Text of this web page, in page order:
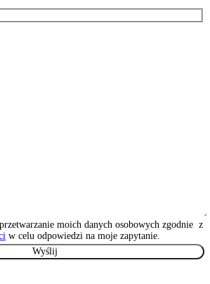
moich danych osobowych zgodnie z
w celu odpowiedzi na moje zapytanie.